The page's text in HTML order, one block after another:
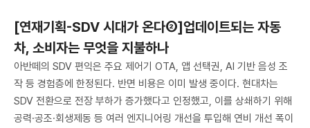
[연재기획-SDV 시대가 온다②]업데이트되는 자동
차, 소비자는 무엇을 지불하나
아반떼의 SDV 편익은 주요 제어기 OTA, 앱 선택권, AI 기반 음성 조
작 등 경험층에 한정된다. 반면 비용은 이미 발생 중이다. 현대차는
SDV 전환으로 전장 부하가 증가했다고 인정했고, 이를 상쇄하기 위해
공력·공조·회생제동 등 여러 엔지니어링 개선을 투입해 연비 개선 폭이